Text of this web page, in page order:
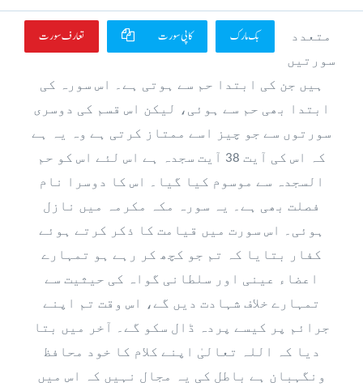
تعارف سورت کاپی سورت بک مارک
متعدد
سورتیں
ہیں جن کی ابتدا حم سے ہوتی ہے۔ اس سورہ کی
ابتدا بھی حم سے ہوئی، لیکن اس قسم کی دوسری
سورتوں سے جو چیز اسے ممتاز کرتی ہے وہ یہ ہے
کہ اس کی آیت 38 آیت سجدہ ہے اس لئے اس کو حم
السجدہ سے موسوم کیا گیا۔ اس کا دوسرا نام
فصلت بھی ہے۔ یہ سورہ مکہ مکرمہ میں نازل
ہوئی۔ اس سورت میں قیامت کا ذکر کرتے ہوئے
کفار بتایا کہ تم جو کچھ کر رہے ہو تمہارے
اعضاء عینی اور سلطانی گواہ کی حیثیت سے
تمہارے خلاف شہادت دیں گے، اس وقت تم اپنے
جرائم پر کیسے پردہ ڈال سکو گے۔ آخر میں بتا
دیا کہ اللہ تعالیٰ اپنے کلام کا خود محافظ
ونگہبان ہے باطل کی یہ مجال نہیں کہ اس میں